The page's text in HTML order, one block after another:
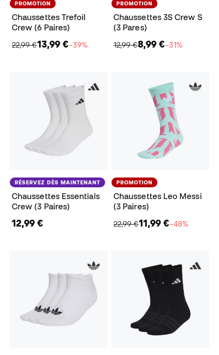
PROMOTION
Chaussettes Trefoil
Crew (6 Paires)
22,99 €13,99 €−39%
PROMOTION
Chaussettes 3S Crew S
(3 Pares)
12,99 €8,99 €−31%
RÉSERVEZ DÈS MAINTENANT
Chaussettes Essentials
Crew (3 Paires)
12,99 €
PROMOTION
Chaussettes Leo Messi
(3 Paires)
22,99 €11,99 €−48%